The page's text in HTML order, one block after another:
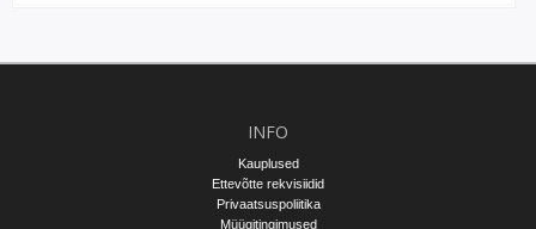
INFO
Kauplused
Ettevõtte rekvisiidid
Privaatsuspoliitika
Müügitingimused